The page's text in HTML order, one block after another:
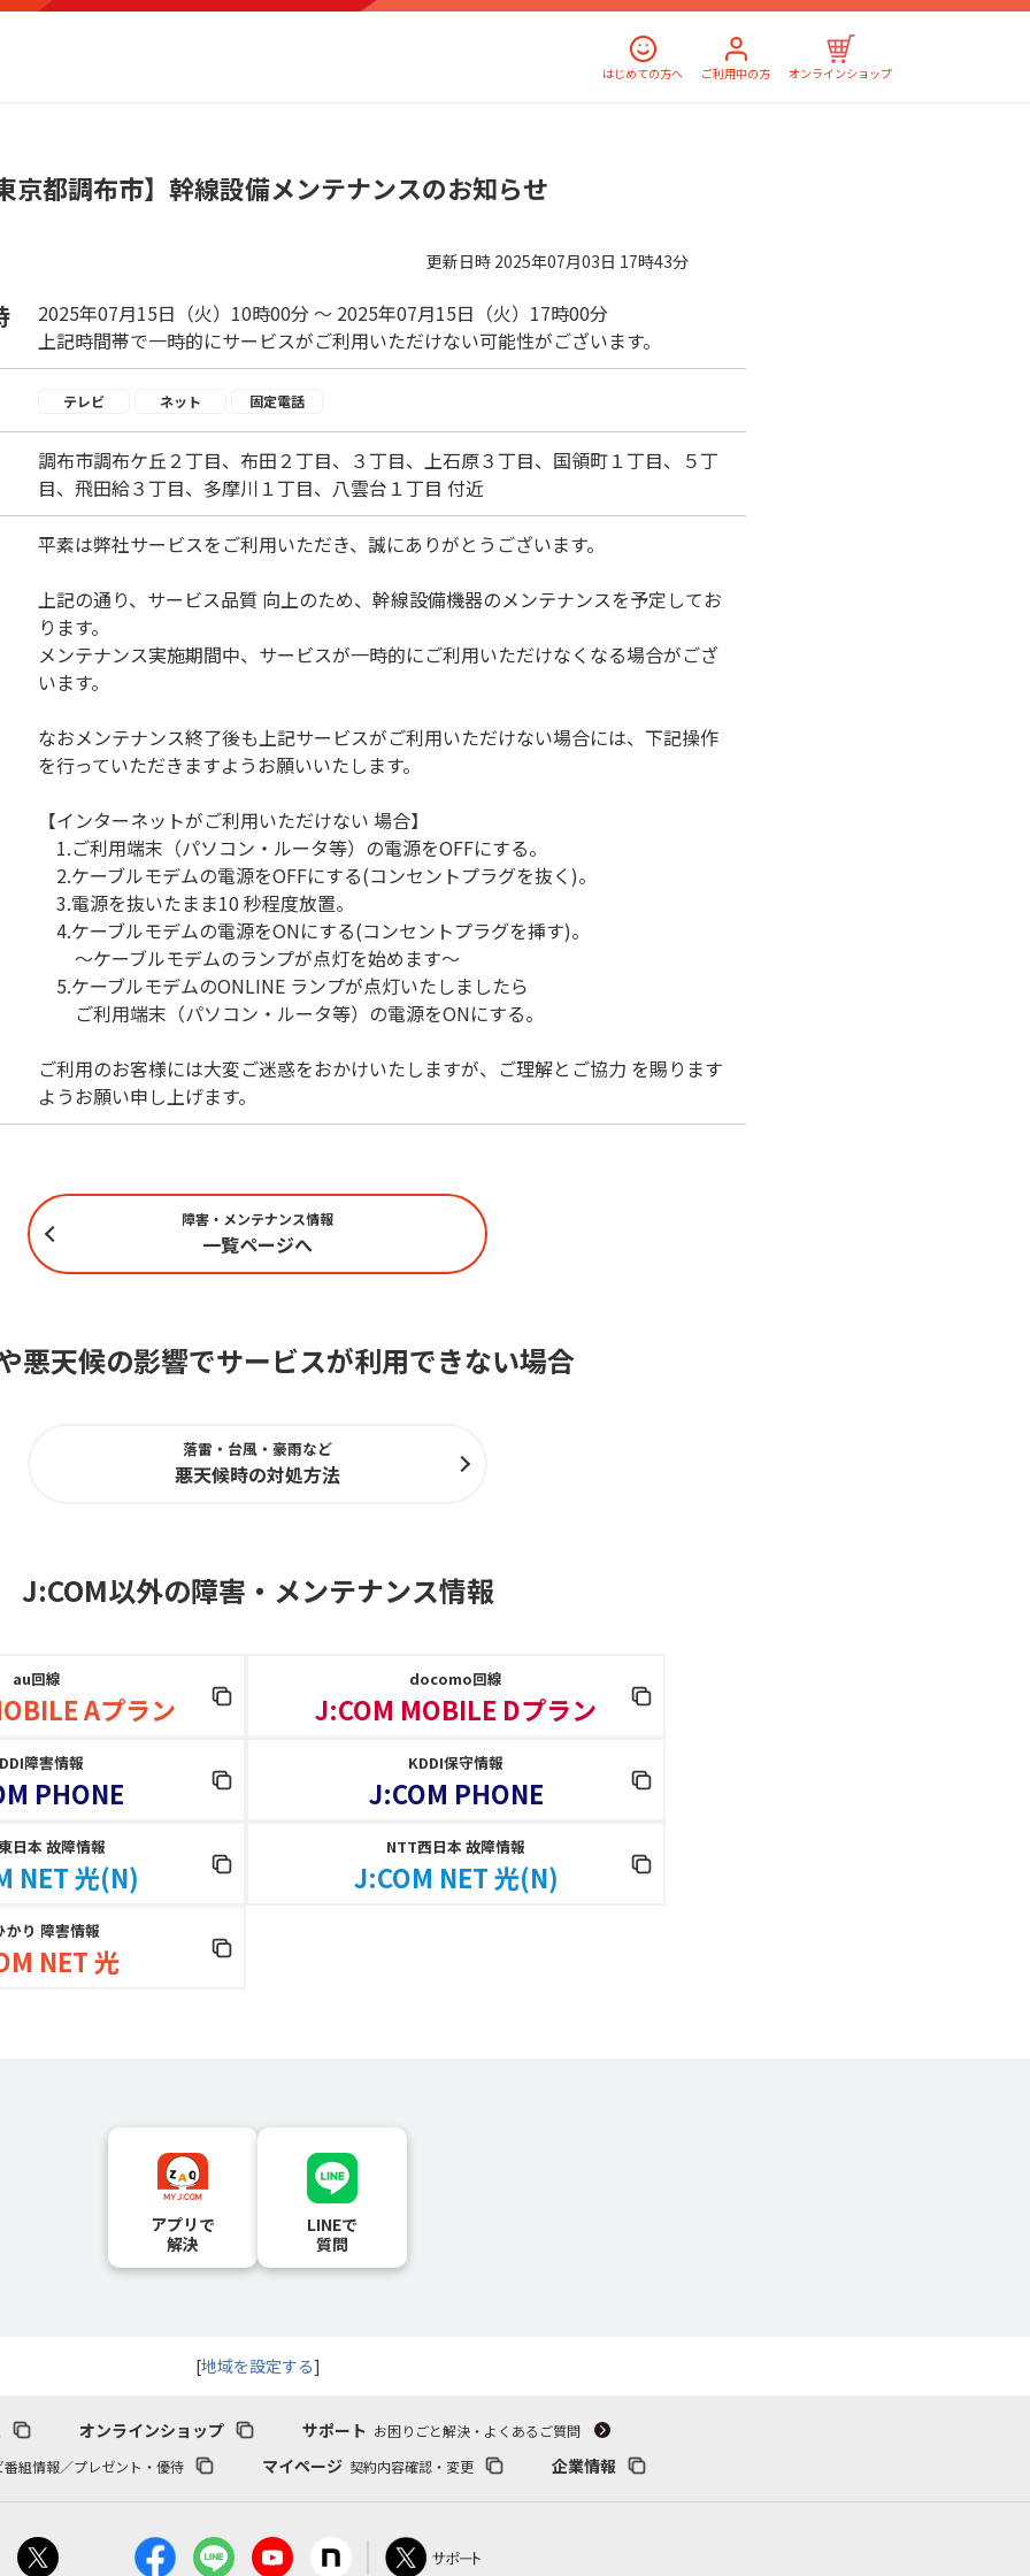
はじめての方へ ご利用中の方 オンラインショップ
京都調布市】幹線設備メンテナンスのお知らせ
更新日時 2025年07月03日 17時43分
2025年07月15日（火）10時00分 ～ 2025年07月15日（火）17時00分
上記時間帯で一時的にサービスがご利用いただけない可能性がございます。
テレビ ネット 固定電話
調布市調布ケ丘２丁目、布田２丁目、３丁目、上石原３丁目、国領町１丁目、５丁
目、飛田給３丁目、多摩川１丁目、八雲台１丁目 付近
平素は弊社サービスをご利用いただき、誠にありがとうございます。
上記の通り、サービス品質 向上のため、幹線設備機器のメンテナンスを予定してお
ります。
メンテナンス実施期間中、サービスが一時的にご利用いただけなくなる場合がござ
います。
なおメンテナンス終了後も上記サービスがご利用いただけない場合には、下記操作
を行っていただきますようお願いいたします。
【インターネットがご利用いただけない 場合】
1.ご利用端末（パソコン・ルータ等）の電源をOFFにする。
2.ケーブルモデムの電源をOFFにする(コンセントプラグを抜く)。
3.電源を抜いたまま10 秒程度放置。
4.ケーブルモデムの電源をONにする(コンセントプラグを挿す)。
～ケーブルモデムのランプが点灯を始めます～
5.ケーブルモデムのONLINE ランプが点灯いたしましたら
ご利用端末（パソコン・ルータ等）の電源をONにする。
ご利用のお客様には大変ご迷惑をおかけいたしますが、ご理解とご協力 を賜ります
ようお願い申し上げます。
障害・メンテナンス情報
一覧ページへ
悪天候の影響でサービスが利用できない場合
落雷・台風・豪雨など
悪天候時の対処方法
J:COM以外の障害 ・ メンテナンス情報
au回線
Aプラン
docomo回線
J:COM MOBILE Dプラン
障害情報
PHONE
KDDI保守情報
J:COM PHONE
日本 故障情報
NET 光(N)
NTT西日本 故障情報
J:COM NET 光(N)
かり 障害情報
NET 光
アプリで
解決
LINEで
質問
[地域を設定する]
オンラインショップ サポート お困りごと解決・よくあるご質問
番組情報／プレゼント・優待
マイページ 契約内容確認・変更 企業情報